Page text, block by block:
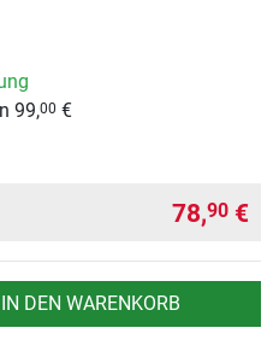
99,00 €
78,90 €
IN DEN WARENKORB